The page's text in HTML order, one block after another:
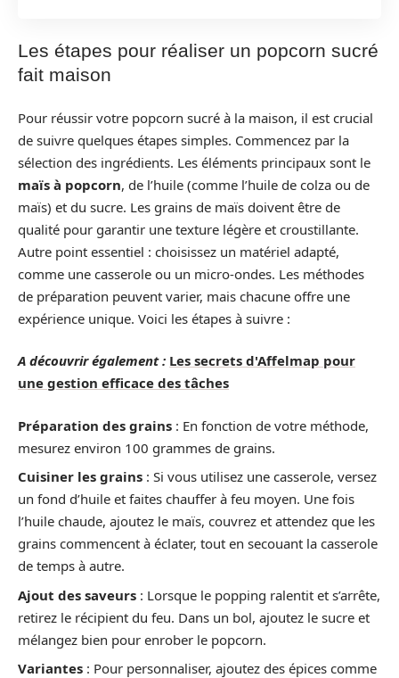
Les étapes pour réaliser un popcorn sucré
fait maison
Pour réussir votre popcorn sucré à la maison, il est crucial
de suivre quelques étapes simples. Commencez par la
sélection des ingrédients. Les éléments principaux sont le
maïs à popcorn, de l’huile (comme l’huile de colza ou de
maïs) et du sucre. Les grains de maïs doivent être de
qualité pour garantir une texture légère et croustillante.
Autre point essentiel : choisissez un matériel adapté,
comme une casserole ou un micro-ondes. Les méthodes
de préparation peuvent varier, mais chacune offre une
expérience unique. Voici les étapes à suivre :
A découvrir également : Les secrets d'Affelmap pour
une gestion efficace des tâches
Préparation des grains : En fonction de votre méthode,
mesurez environ 100 grammes de grains.
Cuisiner les grains : Si vous utilisez une casserole, versez
un fond d’huile et faites chauffer à feu moyen. Une fois
l’huile chaude, ajoutez le maïs, couvrez et attendez que les
grains commencent à éclater, tout en secouant la casserole
de temps à autre.
Ajout des saveurs : Lorsque le popping ralentit et s’arrête,
retirez le récipient du feu. Dans un bol, ajoutez le sucre et
mélangez bien pour enrober le popcorn.
Variantes : Pour personnaliser, ajoutez des épices comme